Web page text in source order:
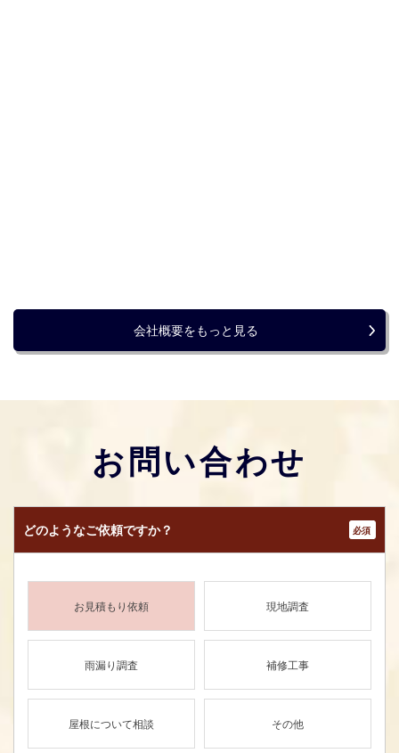
メールで相談する 電話で相談する
会社概要をもっと見る
お問い合わせ
どのようなご依頼ですか？ *
お見積もり依頼 現地調査
雨漏り調査 補修工事
屋根について相談 その他